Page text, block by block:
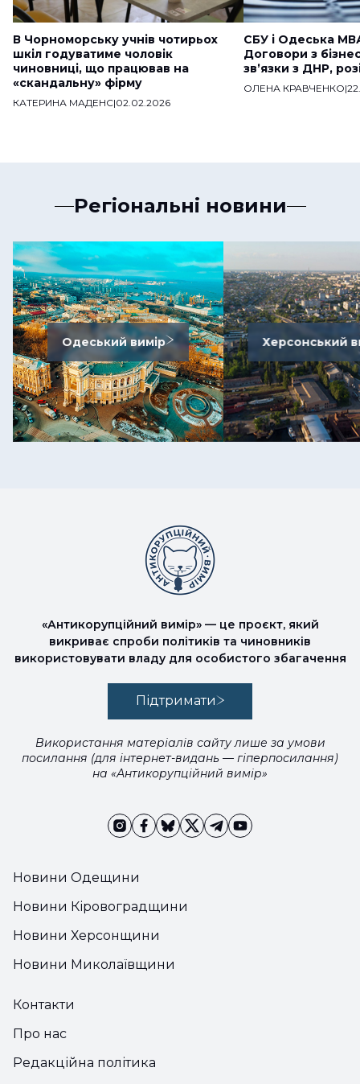
В Чорноморську учнів чотирьох
шкіл годуватиме чоловік
чиновниці, що працював на
«скандальну» фірму
КАТЕРИНА МАДЕНС|02.02.2026
СБУ і Одеська
Договори з
звʼязки з ДНР,
ОЛЕНА КРАВЧЕНКО|
Регіональні новини
Одеський вимір Херсонський
Новини Одещини
Новини Кіровоградщини
Новини Херсонщини
Новини Миколаївщини
«Антикорупційний вимір» — це проєкт, який
викриває спроби політиків та чиновників
використовувати владу для особистого збагачення
Підтримати
Використання матеріалів сайту лише за умови
посилання (для інтернет-видань — гіперпосилання)
на «Антикорупційний вимір»
Контакти
Про нас
Редакційна політика